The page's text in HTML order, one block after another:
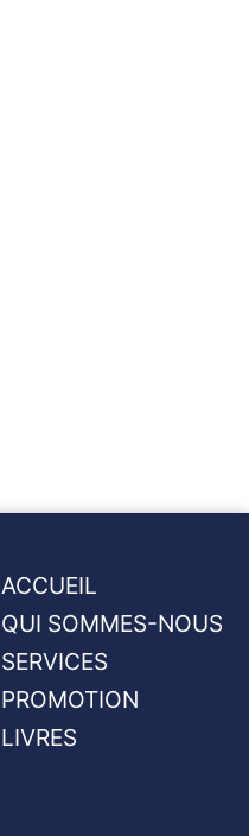
ACCUEIL
QUI SOMMES-NOUS
SERVICES
PROMOTION
LIVRES